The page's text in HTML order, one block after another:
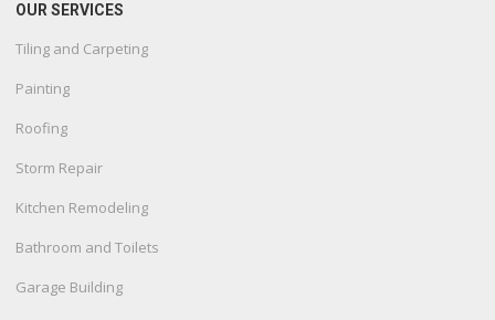
OUR SERVICES
Tiling and Carpeting
Painting
Roofing
Storm Repair
Kitchen Remodeling
Bathroom and Toilets
Garage Building